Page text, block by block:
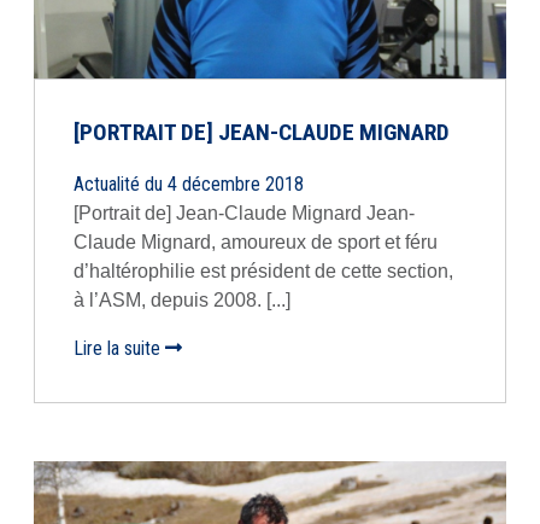
[PORTRAIT DE] JEAN-CLAUDE MIGNARD
Actualité du 4 décembre 2018
[Portrait de] Jean-Claude Mignard Jean-
Claude Mignard, amoureux de sport et féru
d’haltérophilie est président de cette section,
à l’ASM, depuis 2008. [...]
Lire la suite